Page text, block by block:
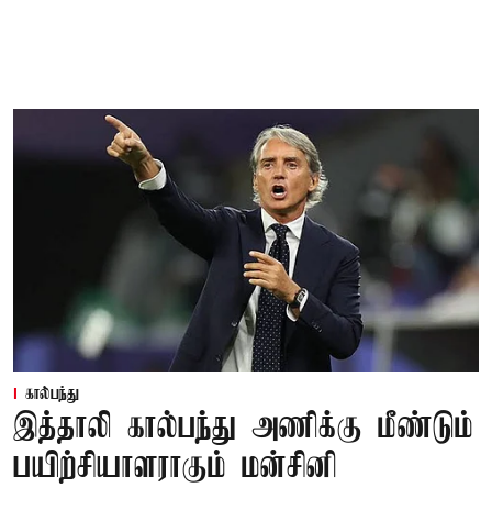
கால்பந்து
இத்தாலி கால்பந்து அணிக்கு மீண்டும்
பயிற்சியாளராகும் மன்சினி